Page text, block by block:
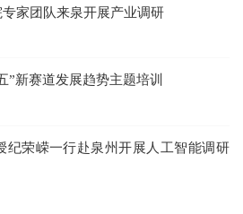
家团队来泉开展产业调研
”新赛道发展趋势主题培训
纪荣嵘一行赴泉州开展人工智能调研